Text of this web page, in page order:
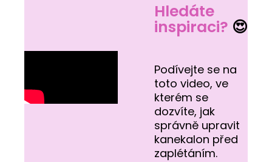
Hledáte
inspiraci? 😍
Podívejte se na
toto video, ve
kterém se
dozvíte, jak
správně upravit
kanekalon před
zaplétáním.